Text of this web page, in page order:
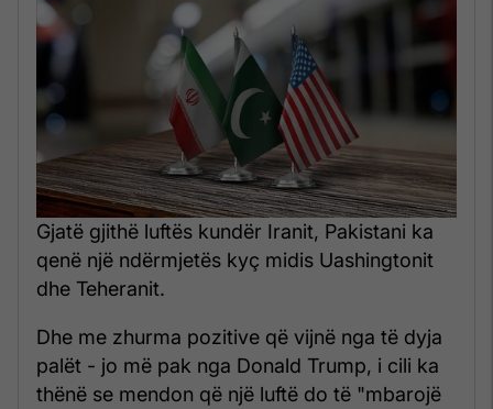
Gjatë gjithë luftës kundër Iranit, Pakistani ka
qenë një ndërmjetës kyç midis Uashingtonit
dhe Teheranit.
Dhe me zhurma pozitive që vijnë nga të dyja
palët - jo më pak nga Donald Trump, i cili ka
thënë se mendon që një luftë do të "mbarojë